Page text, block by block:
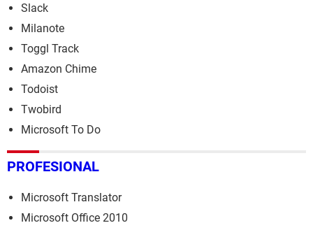
Slack
Milanote
Toggl Track
Amazon Chime
Todoist
Twobird
Microsoft To Do
PROFESIONAL
Microsoft Translator
Microsoft Office 2010